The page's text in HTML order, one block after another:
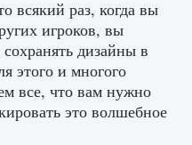
всякий раз, когда вы
игроков, вы
дизайны в
этого и многого
все, что вам нужно
это волшебное